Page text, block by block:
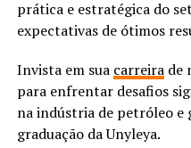
prática e estratégica do
expectativas de ótimos
Invista em sua carreirade
para enfrentar desafios
na indústria de petróleo e
graduação da Unyleya.